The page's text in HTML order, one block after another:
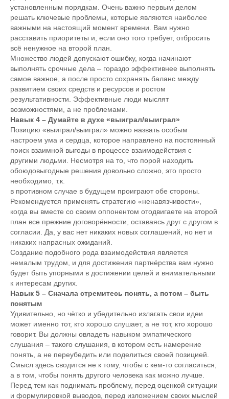
установленным порядкам. Очень важно первым делом
решать ключевые проблемы, которые являются наиболее
важными на настоящий момент времени. Вам нужно
расставить приоритеты и, если оно того требует, отбросить
всё ненужное на второй план.
Множество людей допускают ошибку, когда начинают
выполнять срочные дела – гораздо эффективнее выполнять
самое важное, а после просто сохранять баланс между
развитием своих средств и ресурсов и ростом
результативности. Эффективные люди мыслят
возможностями, а не проблемами.
Навык 4 – Думайте в духе «выиграл/выиграл»
Позицию «выиграл/выиграл» можно назвать особым
настроем ума и сердца, которое направлено на постоянный
поиск взаимной выгоды в процессе взаимодействия с
другими людьми. Несмотря на то, что порой находить
обоюдовыгодные решения довольно сложно, это просто
необходимо, т.к.
в противном случае в будущем проиграют обе стороны.
Рекомендуется применять стратегию «ненавязчивости»,
когда вы вместе со своим оппонентом отодвигаете на второй
план все прежние договорённости, оставаясь друг с другом в
согласии. Да, у вас нет никаких новых соглашений, но нет и
никаких напрасных ожиданий.
Создание подобного рода взаимодействия является
немалым трудом, и для достижения партнёрства вам нужно
будет быть упорными в достижении целей и внимательными
к интересам других.
Навык 5 – Сначала стремитесь понять, а потом – быть
понятым
Удивительно, но чётко и убедительно излагать свои идеи
может именно тот, кто хорошо слушает, а не тот, кто хорошо
говорит. Вы должны овладеть навыком эмпатического
слушания – такого слушания, в котором есть намерение
понять, а не переубедить или поделиться своей позицией.
Смысл здесь сводится не к тому, чтобы с кем-то согласиться,
а в том, чтобы понять другого человека как можно лучше.
Перед тем как поднимать проблему, перед оценкой ситуации
и формулировкой выводов, перед изложением своих мыслей